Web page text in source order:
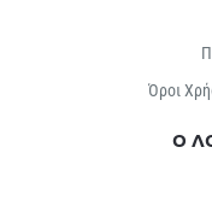
Όροι
Ο